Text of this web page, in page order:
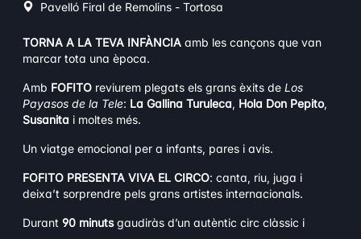
Pavelló Firal de Remolins - Tortosa
TORNA A LA TEVA INFÀNCIA amb les cançons que van
marcar tota una època.
Amb FOFITO reviurem plegats els grans èxits de Los
Payasos de la Tele: La Gallina Turuleca, Hola Don Pepito,
Susanita i moltes més.
Un viatge emocional per a infants, pares i avis.
FOFITO PRESENTA VIVA EL CIRCO: canta, riu, juga i
deixa’t sorprendre pels grans artistes internacionals.
Durant 90 minutsgaudiràs d’un autèntic circ clàssic i